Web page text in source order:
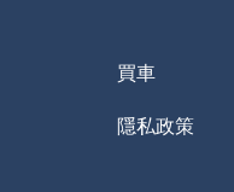
買車
隱私政策